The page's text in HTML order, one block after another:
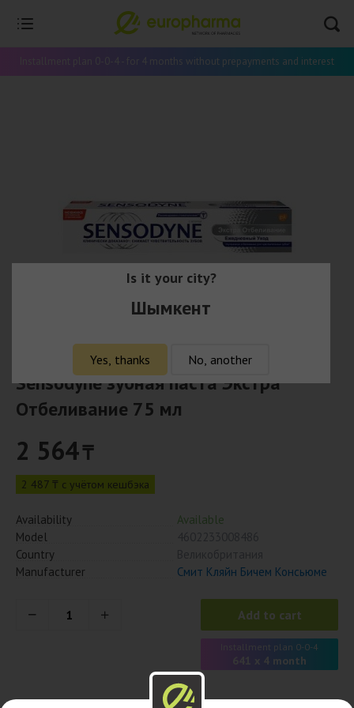
Installment plan 0-0-4 - for 4 months without prepayments and interest
Sensodyne зубная паста Экстра
Отбеливание 75 мл
2 564₸
2 487 ₸ с учётом кешбэка
Availability
Available
Model
Country
Manufacturer
Смит Кляйн Бичем Консьюме
Add to cart
Installment plan 0-0-4
641 x 4 month
Is it your city?
Шымкент
Yes, thanks No, another